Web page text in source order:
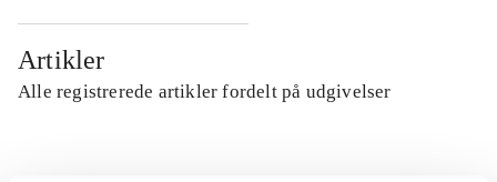
Artikler
Alle registrerede artikler fordelt på udgivelser